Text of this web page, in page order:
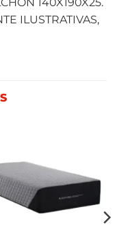
140X190X25.
ILUSTRATIVAS,